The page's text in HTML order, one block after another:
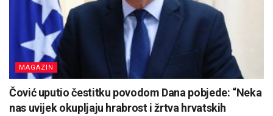
MAGAZIN
Čović uputio čestitku povodom Dana pobjede: “Neka
nas uvijek okupljaju hrabrost i žrtva hrvatskih